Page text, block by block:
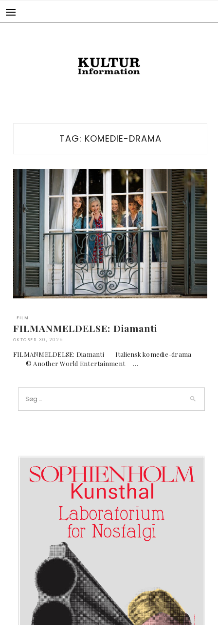
TAG: KOMEDIE-DRAMA
FILM
FILMANMELDELSE: Diamanti
OKTOBER 30, 2025
FILMANMELDELSE: Diamanti Italiensk komedie-drama
© Another World Entertainment …